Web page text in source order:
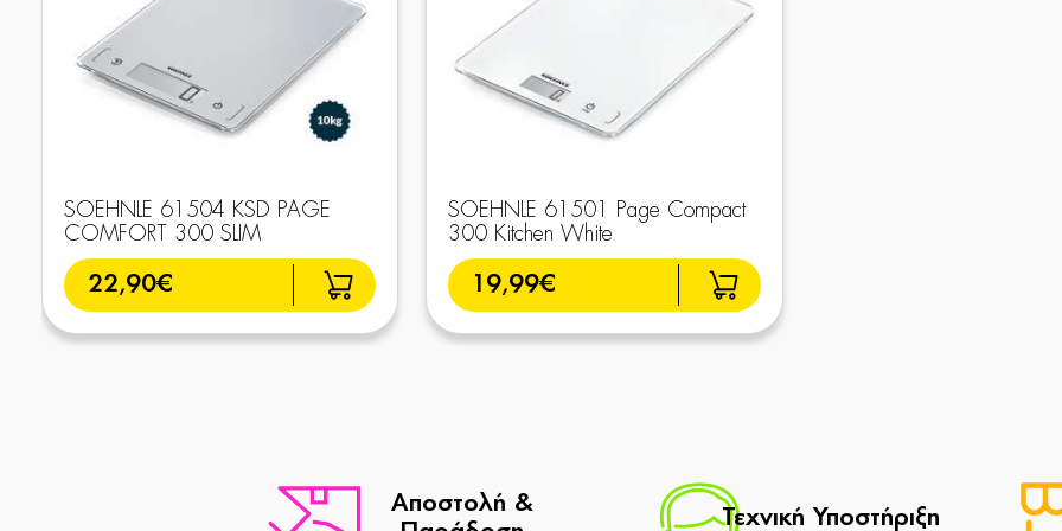
SOEHNLE 61504 KSD PAGE
COMFORT 300 SLIM
22,90€
SOEHNLE 61501 Page Compact
300 Kitchen White
19,99€
Αποστολή &
Τεχνική Υποστήριξη